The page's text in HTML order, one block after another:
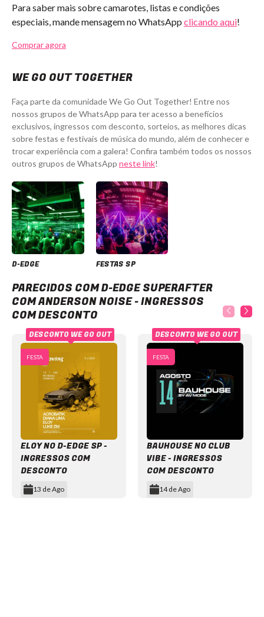
Para saber mais sobre camarotes, listas e condições
especiais, mande mensagem no WhatsApp clicando aqui!
Comprar agora
WE GO OUT TOGETHER
Faça parte da comunidade We Go Out Together! Entre nos
nossos grupos de WhatsApp para ter acesso a benefícios
exclusivos, ingressos com desconto, sorteios, as melhores dicas
sobre festas e festivais de música do mundo, além de conhecer e
trocar experiência com a galera! Confira também todos os nossos
outros grupos de WhatsApp neste link!
D-EDGE FESTAS SP
PARECIDOS COM D-EDGE SUPERAFTER
COM ANDERSON NOISE - INGRESSOS
COM DESCONTO
FESTA
ELOY NO D-EDGE SP -
INGRESSOS COM
DESCONTO
13 de Ago
DESCONTO WE GO OUT
FESTA
BAUHOUSE NO CLUB
VIBE - INGRESSOS
COM DESCONTO
14 de Ago
DESCONTO WE GO OUT